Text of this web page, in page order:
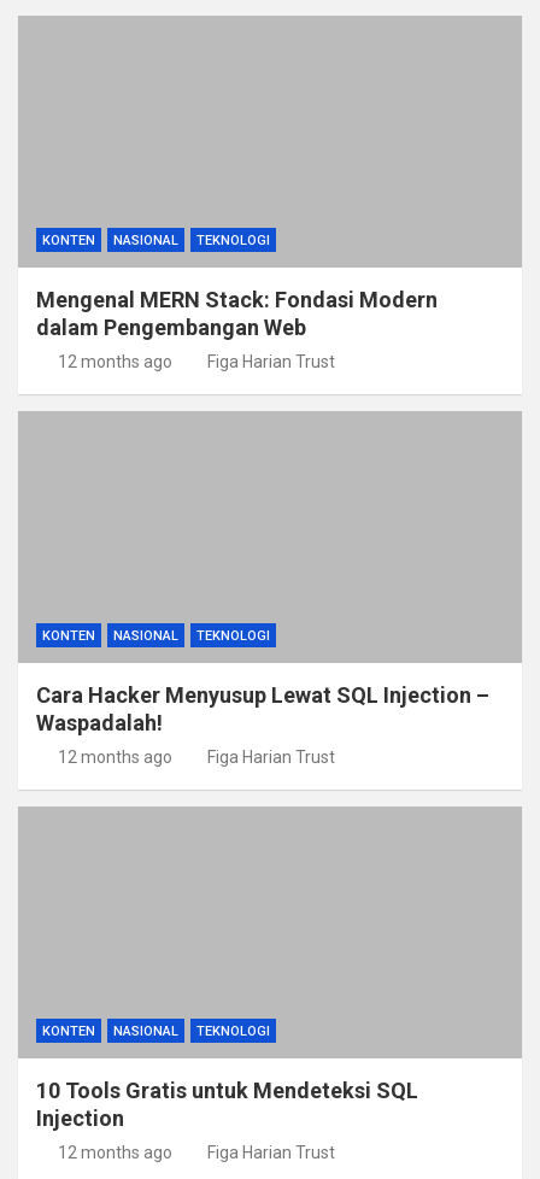
KONTEN NASIONAL TEKNOLOGI
Mengenal MERN Stack: Fondasi Modern
dalam Pengembangan Web
12 months ago Figa Harian Trust
KONTEN NASIONAL TEKNOLOGI
Cara Hacker Menyusup Lewat SQL Injection –
Waspadalah!
12 months ago Figa Harian Trust
KONTEN NASIONAL TEKNOLOGI
10 Tools Gratis untuk Mendeteksi SQL
Injection
12 months ago Figa Harian Trust